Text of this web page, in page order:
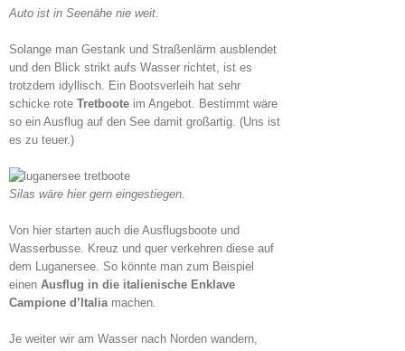
Auto ist in Seenähe nie weit.
Solange man Gestank und Straßenlärm ausblendet
und den Blick strikt aufs Wasser richtet, ist es
trotzdem idyllisch. Ein Bootsverleih hat sehr
schicke rote Tretboote im Angebot. Bestimmt wäre
so ein Ausflug auf den See damit großartig. (Uns ist
es zu teuer.)
Silas wäre hier gern eingestiegen.
Von hier starten auch die Ausflugsboote und
Wasserbusse. Kreuz und quer verkehren diese auf
dem Luganersee. So könnte man zum Beispiel
einen Ausflug in die italienische Enklave
Campione d’Italiamachen.
Je weiter wir am Wasser nach Norden wandern,